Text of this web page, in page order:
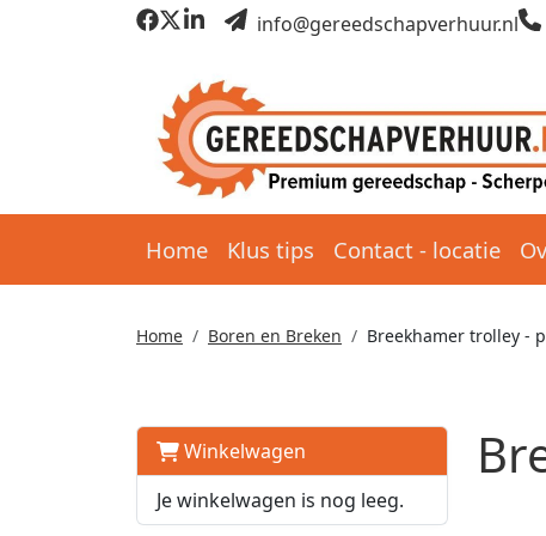
info@gereedschapverhuur.nl
Home Klus tips Contact - locatie
Home Boren en Breken
Breekhamer trolley -
Winkelwagen
Je winkelwagen is nog leeg.